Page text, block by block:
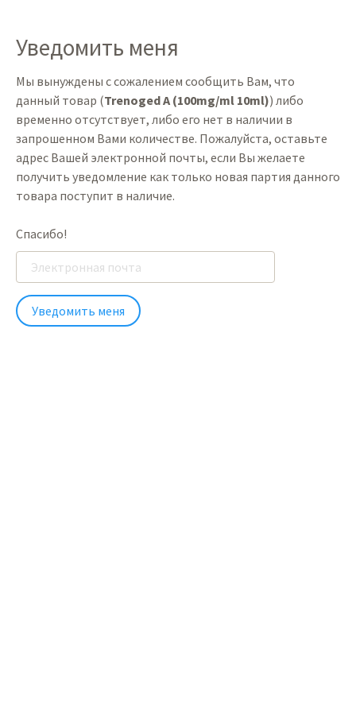
Уведомить меня
Мы вынуждены с сожалением сообщить Вам, что
данный товар (Trenoged A (100mg/ml 10ml)) либо
временно отсутствует, либо его нет в наличии в
запрошенном Вами количестве. Пожалуйста, оставьте
адрес Вашей электронной почты, если Вы желаете
получить уведомление как только новая партия данного
товара поступит в наличие.
Спасибо!